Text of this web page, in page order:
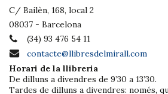
C/ Bailèn, 168, local 2
08037 - Barcelona
(34) 93 476 54 11
contacte@llibresdelmirall.com
Horari de la llibreria
De dilluns a divendres de 9’30 a 13’30.
Tardes de dilluns a divendres: només,